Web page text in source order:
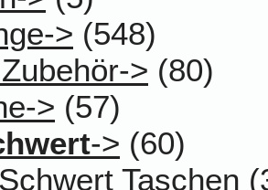
> (548)
> (80)
> (57)
-> (60)
Taschen